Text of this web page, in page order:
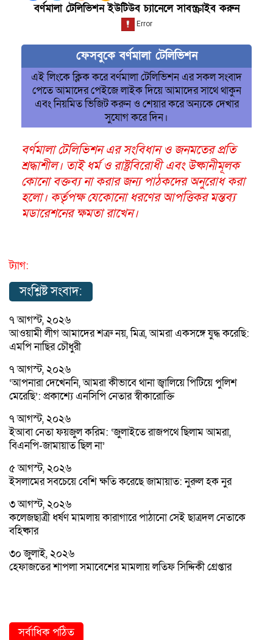
বর্ণমালা টেলিভিশন ইউটিউব চ্যানেলে সাবস্ক্রাইব করুন
ফেসবুকে বর্ণমালা টেলিভিশন
এই লিংকে ক্লিক করে বর্ণমালা টেলিভিশন এর সকল সংবাদ
পেতে আমাদের পেইজে লাইক দিয়ে আমাদের সাথে থাকুন
এবং নিয়মিত ভিজিট করুন ও শেয়ার করে অন্যকে দেখার
সুযোগ করে দিন।
বর্ণমালা টেলিভিশন এর সংবিধান ও জনমতের প্রতি
শ্রদ্ধাশীল। তাই ধর্ম ও রাষ্ট্রবিরোধী এবং উষ্কানীমূলক
কোনো বক্তব্য না করার জন্য পাঠকদের অনুরোধ করা
হলো। কর্তৃপক্ষ যেকোনো ধরণের আপত্তিকর মন্তব্য
মডারেশনের ক্ষমতা রাখেন।
ট্যাগ:
সংশ্লিষ্ট সংবাদ:
৭ আগস্ট, ২০২৬
আওয়ামী লীগ আমাদের শত্রু নয়, মিত্র, আমরা একসঙ্গে যুদ্ধ করেছি:
এমপি নাছির চৌধুরী
৭ আগস্ট, ২০২৬
‘আপনারা দেখেননি, আমরা কীভাবে থানা জ্বালিয়ে পিটিয়ে পুলিশ
মেরেছি’: প্রকাশ্যে এনসিপি নেতার স্বীকারোক্তি
৭ আগস্ট, ২০২৬
ইআবা নেতা ফয়জুল করিম: ‘জুলাইতে রাজপথে ছিলাম আমরা,
বিএনপি-জামায়াত ছিল না’
৫ আগস্ট, ২০২৬
ইসলামের সবচেয়ে বেশি ক্ষতি করেছে জামায়াত: নুরুল হক নুর
৩ আগস্ট, ২০২৬
কলেজছাত্রী ধর্ষণ মামলায় কারাগারে পাঠানো সেই ছাত্রদল নেতাকে
বহিষ্কার
৩০ জুলাই, ২০২৬
হেফাজতের শাপলা সমাবেশের মামলায় লতিফ সিদ্দিকী গ্রেপ্তার
সর্বাধিক পঠিত